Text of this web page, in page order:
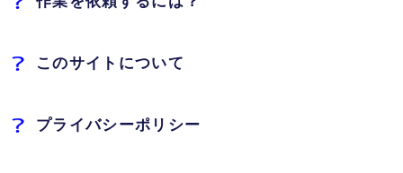
このサイトについて
プライバシーポリシー